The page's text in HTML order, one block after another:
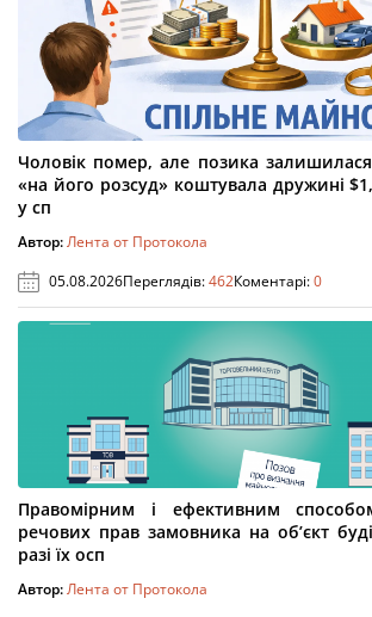
Чоловік помер, але позика
«на його розсуд» коштувала дружині
у сп
Автор:Лента от Протокола
05.08.2026Переглядів:462Коментарі:0
Правомірним і ефективним
речових прав замовника на об’єкт
разі їх осп
Автор:Лента от Протокола